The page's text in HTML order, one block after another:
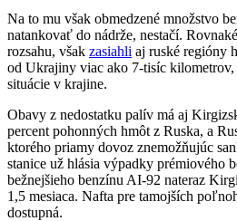
Na to mu však obmedzené množstvo
natankovať do nádrže, nestačí.
rozsahu, však zasiahli aj ruské regióny
od Ukrajiny viac ako 7-tisíc
situácie v krajine.
Obavy z nedostatku palív má aj
percent pohonných hmôt z Ruska, a
ktorého priamy dovoz znemožňujúc
stanice už hlásia výpadky prémiového
bežnejšieho benzínu AI-92 nateraz
1,5 mesiaca. Nafta pre tamojších
dostupná.